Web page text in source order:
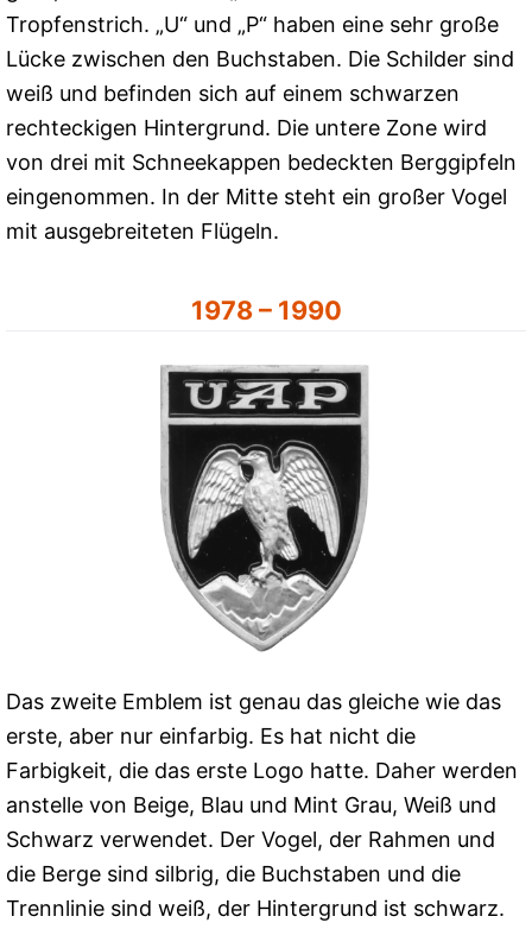
Tropfenstrich. „U“ und „P“ haben eine sehr große
Lücke zwischen den Buchstaben. Die Schilder sind
weiß und befinden sich auf einem schwarzen
rechteckigen Hintergrund. Die untere Zone wird
von drei mit Schneekappen bedeckten Berggipfeln
eingenommen. In der Mitte steht ein großer Vogel
mit ausgebreiteten Flügeln.
1978 – 1990
Das zweite Emblem ist genau das gleiche wie das
erste, aber nur einfarbig. Es hat nicht die
Farbigkeit, die das erste Logo hatte. Daher werden
anstelle von Beige, Blau und Mint Grau, Weiß und
Schwarz verwendet. Der Vogel, der Rahmen und
die Berge sind silbrig, die Buchstaben und die
Trennlinie sind weiß, der Hintergrund ist schwarz.